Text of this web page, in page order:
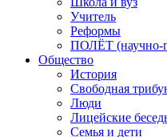
Учитель
Реформы
ПОЛЁТ (научно-
Общество
История
Свободная
Люди
Лицейские
Семья и дети